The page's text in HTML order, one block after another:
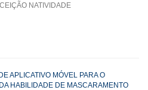
NATIVIDADE
APLICATIVO MÓVEL PARA O
HABILIDADE DE MASCARAMENTO